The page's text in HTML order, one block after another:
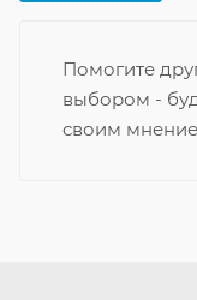
Помогите
выбором -
своим